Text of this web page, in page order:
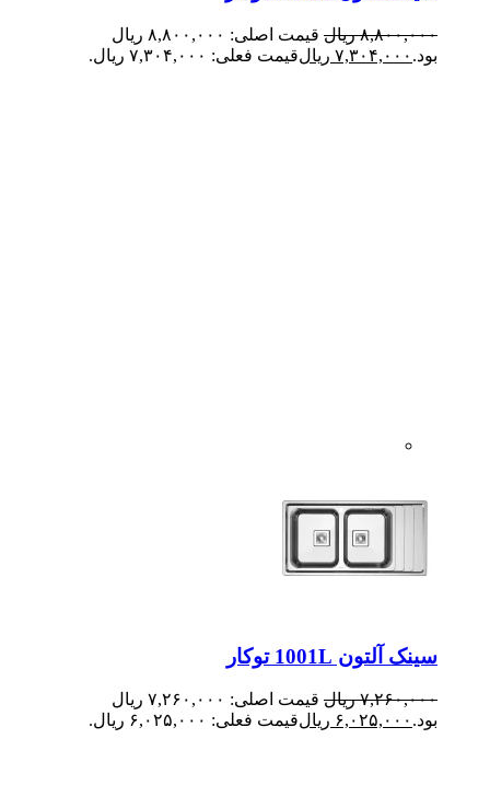
۸,۸۰۰,۰۰۰ ریال
قیمت اصلی: ۸,۸۰۰,۰۰۰ ریال
بود.۷,۳۰۴,۰۰۰ ریال قیمت فعلی: ۷,۳۰۴,۰۰۰ ریال.
سینک آلتون 1001L توکار
۷,۲۶۰,۰۰۰ ریال
قیمت اصلی: ۷,۲۶۰,۰۰۰ ریال
بود.۶,۰۲۵,۰۰۰ ریال قیمت فعلی: ۶,۰۲۵,۰۰۰ ریال.